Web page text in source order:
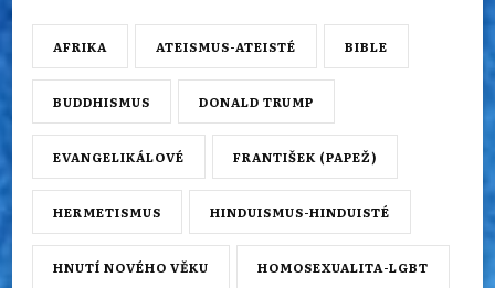
AFRIKA ATEISMUS-ATEISTÉ BIBLE
BUDDHISMUS DONALD TRUMP
EVANGELIKÁLOVÉ FRANTIŠEK (PAPEŽ)
HERMETISMUS HINDUISMUS-HINDUISTÉ
HNUTÍ NOVÉHO VĚKU HOMOSEXUALITA-LGBT